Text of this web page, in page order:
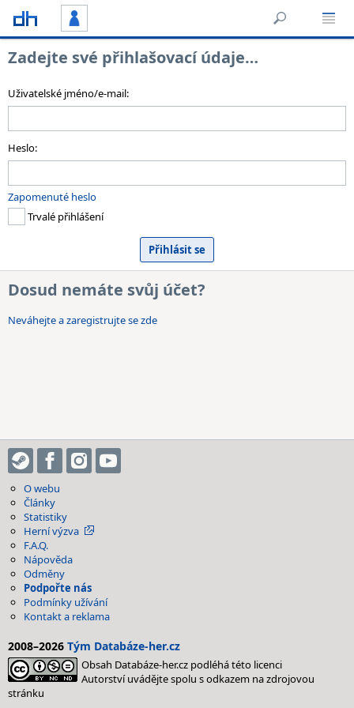
Zadejte své přihlašovací údaje…
Uživatelské jméno/e-mail:
Heslo:
Zapomenuté heslo
Trvalé přihlášení
Dosud nemáte svůj účet?
Neváhejte a zaregistrujte se zde
O webu
Články
Statistiky
Herní výzva
F.A.Q.
Nápověda
Odměny
Podpořte nás
Podmínky užívání
Kontakt a reklama
2008–2026 Tým Databáze-her.cz
Obsah Databáze-her.cz podléhá této licenci
Autorství uvádějte spolu s odkazem na zdrojovou
stránku